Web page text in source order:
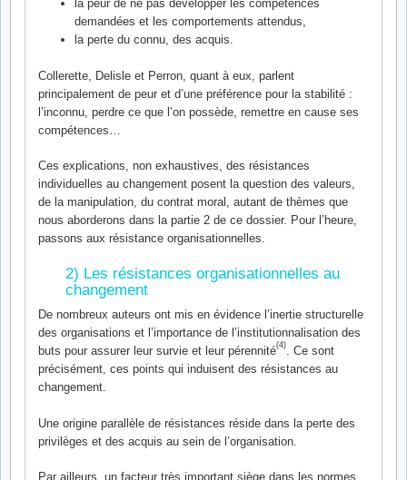
la peur de ne pas développer les compétences
demandées et les comportements attendus,
la perte du connu, des acquis.
Collerette, Delisle et Perron, quant à eux, parlent
principalement de peur et d’une préférence pour la stabilité :
l’inconnu, perdre ce que l’on possède, remettre en cause ses
compétences…
Ces explications, non exhaustives, des résistances
individuelles au changement posent la question des valeurs,
de la manipulation, du contrat moral, autant de thèmes que
nous aborderons dans la partie 2 de ce dossier. Pour l’heure,
passons aux résistance organisationnelles.
2) Les résistances organisationnelles au
changement
De nombreux auteurs ont mis en évidence l’inertie structurelle
des organisations et l’importance de l’institutionnalisation des
buts pour assurer leur survie et leur pérennité(4). Ce sont
précisément, ces points qui induisent des résistances au
changement.
Une origine parallèle de résistances réside dans la perte des
privilèges et des acquis au sein de l’organisation.
Par ailleurs, un facteur très important siège dans les normes,